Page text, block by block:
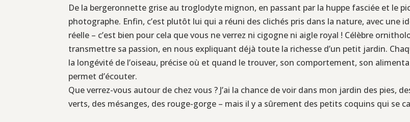
De la bergeronnette grise au troglodyte mignon, en passant par la huppe fasciée et le
photographe. Enfin, c’est plutôt lui qui a réuni des clichés pris dans la nature, avec une
réelle – c’est bien pour cela que vous ne verrez ni cigogne ni aigle royal ! Célèbre
transmettre sa passion, en nous expliquant déjà toute la richesse d’un petit jardin.
la longévité de l’oiseau, précise où et quand le trouver, son comportement, son
permet d’écouter.
Que verrez-vous autour de chez vous ? J’ai la chance de voir dans mon jardin des pies,
verts, des mésanges, des rouge-gorge – mais il y a sûrement des petits coquins qui se